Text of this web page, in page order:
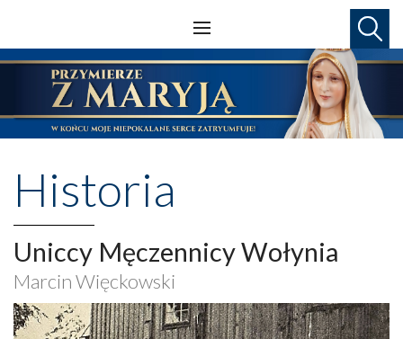
Historia
Uniccy Męczennicy Wołynia
Marcin Więckowski